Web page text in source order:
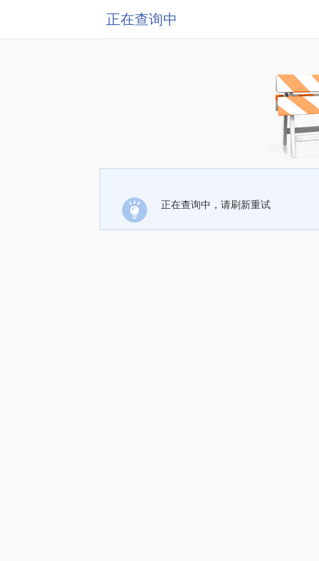
正在查询中
正在查询中，请刷新重试